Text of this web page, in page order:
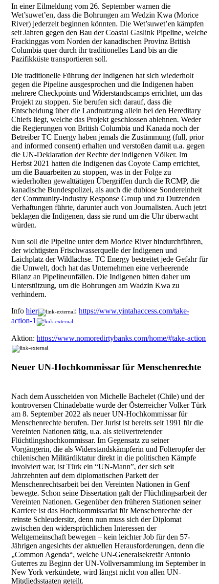
In einer Eilmeldung vom 26. September warnen die
Wet’suwet’en, dass die Bohrungen am Wedzin Kwa (Morice
River) jederzeit beginnen könnten. Die Wet’suwet’en kämpfen
seit Jahren gegen den Bau der Coastal Gaslink Pipeline, welche
Frackinggas vom Norden der kanadischen Provinz British
Columbia quer durch ihr traditionelles Land bis an die
Pazifikküste transportieren soll.
Die traditionelle Führung der Indigenen hat sich wiederholt
gegen die Pipeline ausgesprochen und die Indigenen haben
mehrere Checkpoints und Widerstandscamps errichtet, um das
Projekt zu stoppen. Sie berufen sich darauf, dass die
Entscheidung über die Landnutzung allein bei den Hereditary
Chiefs liegt, welche das Projekt geschlossen ablehnen. Weder
die Regierungen von British Columbia und Kanada noch der
Betreiber TC Energy haben jemals die Zustimmung (full, prior
and informed consent) erhalten und verstoßen damit u.a. gegen
die UN-Deklaration der Rechte der indigenen Völker. Im
Herbst 2021 hatten die Indigenen das Coyote Camp errichtet,
um die Bauarbeiten zu stoppen, was in der Folge zu
wiederholten gewalttätigen Übergriffen durch die RCMP, die
kanadische Bundespolizei, als auch die dubiose Sondereinheit
der Community-Industry Response Group und zu Dutzenden
Verhaftungen führte, darunter auch von Journalisten. Auch jetzt
beklagen die Indigenen, dass sie rund um die Uhr überwacht
würden.
Nun soll die Pipeline unter dem Morice River hindurchführen,
der wichtigsten Frischwasserquelle der Indigenen und
Laichplatz der Wildlachse. TC Energy bestreitet jede Gefahr für
die Umwelt, doch hat das Unternehmen eine verheerende
Bilanz an Pipelineunfällen. Die Indigenen bitten daher um
Unterstützung, um die Bohrungen am Wadzin Kwa zu
verhindern.
Info hier : https://www.yintahaccess.com/take-
action-1
Aktion: https://www.nomoredirtybanks.com/home/#take-action
Neuer UN-Hochkommissar für Menschenrechte
Nach dem Ausscheiden von Michelle Bachelet (Chile) und der
kontroversen Chinadebatte wurde der Österreicher Volker Türk
am 8. September 2022 als neuer UN-Hochkommissar für
Menschenrechte berufen. Der Jurist ist bereits seit 1991 für die
Vereinten Nationen tätig, u.a. als stellvertretender
Flüchtlingshochkommissar. Im Gegensatz zu seiner
Vorgängerin, die als Widerstandskämpferin und Folteropfer der
chilenischen Militärdiktatur direkt in die politischen Kämpfe
involviert war, ist Türk ein “UN-Mann”, der sich seit
Jahrzehnten auf dem diplomatischen Parkett der
Menschenrechtsarbeit bei den Vereinten Nationen in Genf
bewegte. Schon seine Dissertation galt der Flüchtlingsarbeit der
Vereinten Nationen. Gegenüber den früheren Stationen seiner
Karriere ist das Hochkommissariat für Menschenrechte der
reinste Schleudersitz, denn nun muss sich der Diplomat
zwischen den widersprüchlichen Interessen der
Weltgemeinschaft bewegen – kein leichter Job für den 57-
Jährigen angesichts der aktuellen Herausforderungen, denn die
„Common Agenda“, welche UN-Generalsekretär Antonio
Guterres zu Beginn der UN-Vollversammlung im September in
New York verkündete, wird längst nicht von allen UN-
Mitgliedsstaaten geteilt.